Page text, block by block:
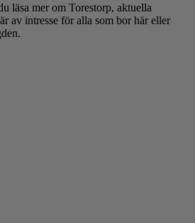
läsa mer om Torestorp, aktuella
av intresse för alla som bor här eller